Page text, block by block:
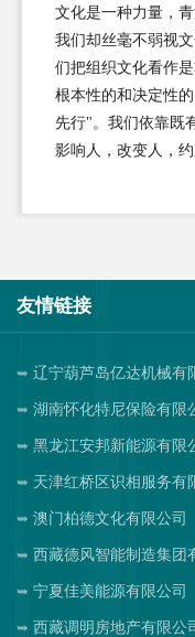
文化是一种力量，
我们却丝毫不弱视
们把组织文化看作
根本性的和决定性
先行"。我们依靠既
影响人，改变人，
友情链接
辽宁葫芦岛亿达机械有
湖南怀化特尼保险有限
黑龙江安邦新能源有限
天津红桥区识相服务有
澳门柏德文化有限公司
西藏德风智能制造集团
宁夏佳美能源有限公司
西藏调明房地产有限公